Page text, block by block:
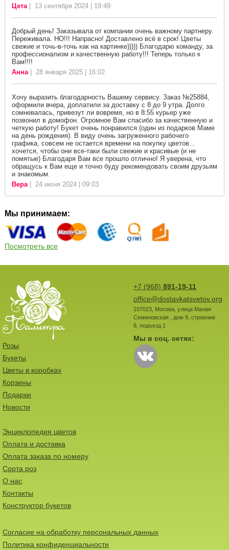
Цета| 13 сентября 2024 | 19:49
Добрый день! Заказывала от компании очень важному партнеру.
Переживала. НО!!! Напрасно! Доставлено всё в срок! Цветы
свежие и точь-в-точь как на картинке))))) Благодарю команду, за
профессионализм и качественную работу!!! Теперь только к
Вам!!!!
Анна| 28 января 2025 | 16:02
Хочу выразить благодарность Вашему сервису. Заказ №25884,
оформили вчера, доплатили за доставку с 8 до 9 утра. Долго
сомневалась, привезут ли вовремя, но в 8:55 курьер уже
позвонил в домофон. Огромное Вам спасибо за качественную и
четкую работу! Букет очень понравился (один из подарков Маме
на день рождения). В виду очень загруженного рабочего
графика, совсем не остается времени на покупку цветов...
хочется, чтобы они все-таки были свежие и красивые (и не
помятые) Благодаря Вам все прошло отлично! Я уверена, что
обращусь к Вам еще и точно буду рекомендовать своим друзьям
и знакомым.
Вера| 24 июня 2024 | 09:03
Мы принимаем:
Посмотреть все
+7 (968) 891-19-11
office@dostavkatsvetov.org
107023, Москва, улица Малая
Семеновская , дом 9, строение
8, подъезд 1
Мы в соц. сетях:
Розы
Букеты
Цветы в коробках
Корзины
Подарки
Новости
Энциклопедия цветов
Оплата и доставка
Оплата заказа по номеру
Сорта роз
О нас
Контакты
Конструктор букетов
Согласие на обработку персональных данных
Политика конфиденциальности